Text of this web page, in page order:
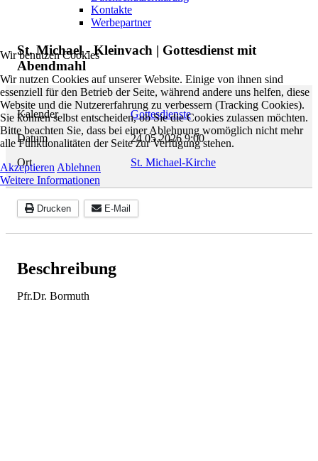
Kontakte
Werbepartner
St. Michael - Kleinvach | Gottesdienst mit
Abendmahl
Kalender
Gottesdienste
Datum
24.05.2026 9:00
Ort
St. Michael-Kirche
Drucken E-Mail
Beschreibung
Pfr.Dr. Bormuth
Wir benutzen Cookies
Wir nutzen Cookies auf unserer Website. Einige von ihnen sind
essenziell für den Betrieb der Seite, während andere uns helfen, diese
Website und die Nutzererfahrung zu verbessern (Tracking Cookies).
Sie können selbst entscheiden, ob Sie die Cookies zulassen möchten.
Bitte beachten Sie, dass bei einer Ablehnung womöglich nicht mehr
alle Funktionalitäten der Seite zur Verfügung stehen.
Akzeptieren Ablehnen
Weitere Informationen